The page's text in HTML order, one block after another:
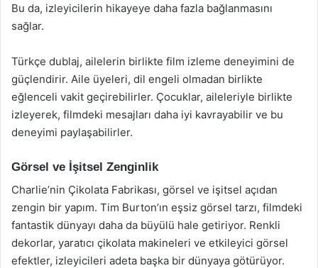
Bu da, izleyicilerin hikayeye daha fazla bağlanmasını
sağlar.
Türkçe dublaj, ailelerin birlikte film izleme deneyimini de
güçlendirir. Aile üyeleri, dil engeli olmadan birlikte
eğlenceli vakit geçirebilirler. Çocuklar, aileleriyle birlikte
izleyerek, filmdeki mesajları daha iyi kavrayabilir ve bu
deneyimi paylaşabilirler.
Görsel ve İşitsel Zenginlik
Charlie’nin Çikolata Fabrikası, görsel ve işitsel açıdan
zengin bir yapım. Tim Burton’ın eşsiz görsel tarzı, filmdeki
fantastik dünyayı daha da büyülü hale getiriyor. Renkli
dekorlar, yaratıcı çikolata makineleri ve etkileyici görsel
efektler, izleyicileri adeta başka bir dünyaya götürüyor.